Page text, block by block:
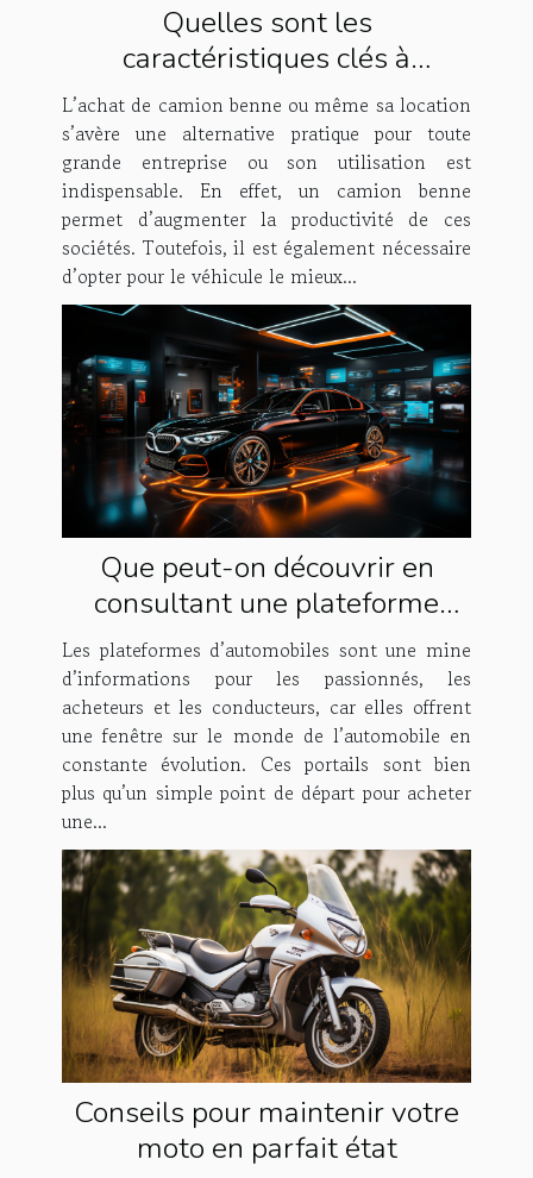
Quelles sont les
caractéristiques clés à
rechercher lors de l’achat d’un
camion benne ?
L’achat de camion benne ou même sa location
s’avère une alternative pratique pour toute
grande entreprise ou son utilisation est
indispensable. En effet, un camion benne
permet d’augmenter la productivité de ces
sociétés. Toutefois, il est également nécessaire
d’opter pour le véhicule le mieux...
Que peut-on découvrir en
consultant une plateforme
dédiée à l'automobile ?
Les plateformes d’automobiles sont une mine
d’informations pour les passionnés, les
acheteurs et les conducteurs, car elles offrent
une fenêtre sur le monde de l’automobile en
constante évolution. Ces portails sont bien
plus qu’un simple point de départ pour acheter
une...
Conseils pour maintenir votre
moto en parfait état